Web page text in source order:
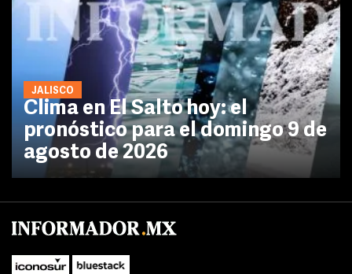
JALISCO
Clima en El Salto hoy: el
pronóstico para el domingo 9 de
agosto de 2026